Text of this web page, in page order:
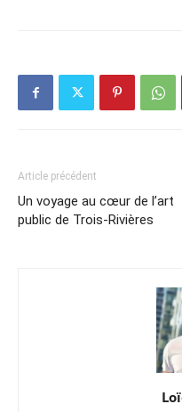
Article précédent
Un voyage au cœur de l’art
public de Trois-Rivières